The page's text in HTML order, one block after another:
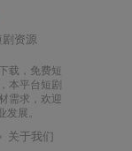
资源
载，免费短
本平台短剧
需求，欢迎
展。
关于我们